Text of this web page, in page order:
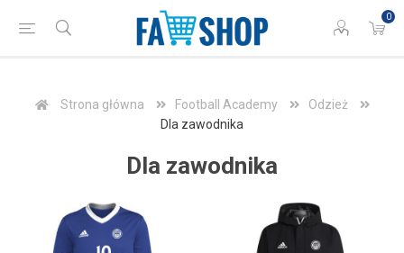
0
Strona główna Football Academy
Odzież
Dla zawodnika
Dla zawodnika